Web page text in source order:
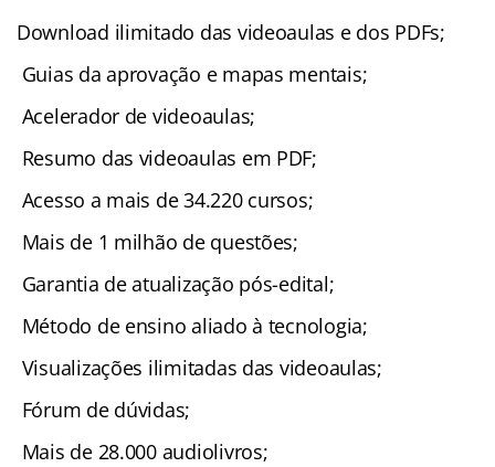
Download ilimitado das videoaulas e dos PDFs;
Guias da aprovação e mapas mentais;
Acelerador de videoaulas;
Resumo das videoaulas em PDF;
Acesso a mais de 34.220 cursos;
Mais de 1 milhão de questões;
Garantia de atualização pós-edital;
Método de ensino aliado à tecnologia;
Visualizações ilimitadas das videoaulas;
Fórum de dúvidas;
Mais de 28.000 audiolivros;